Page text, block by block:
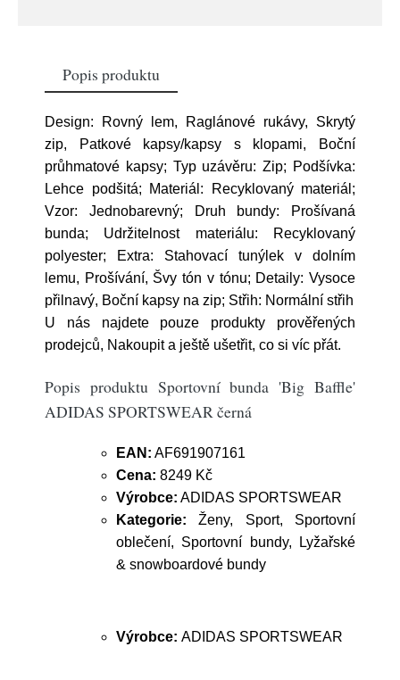
Popis produktu
Design: Rovný lem, Raglánové rukávy, Skrytý
zip, Patkové kapsy/kapsy s klopami, Boční
průhmatové kapsy; Typ uzávěru: Zip; Podšívka:
Lehce podšitá; Materiál: Recyklovaný materiál;
Vzor: Jednobarevný; Druh bundy: Prošívaná
bunda; Udržitelnost materiálu: Recyklovaný
polyester; Extra: Stahovací tunýlek v dolním
lemu, Prošívání, Švy tón v tónu; Detaily: Vysoce
přilnavý, Boční kapsy na zip; Střih: Normální střih
U nás najdete pouze produkty prověřených
prodejců, Nakoupit a ještě ušetřit, co si víc přát.
Popis produktu Sportovní bunda 'Big Baffle'
ADIDAS SPORTSWEAR černá
EAN: AF691907161
Cena: 8249 Kč
Výrobce: ADIDAS SPORTSWEAR
Kategorie: Ženy, Sport, Sportovní
oblečení, Sportovní bundy, Lyžařské
& snowboardové bundy
Výrobce: ADIDAS SPORTSWEAR